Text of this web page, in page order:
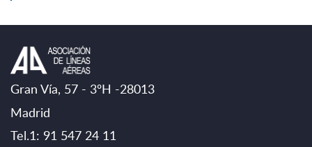
Gran Vía, 57 - 3ºH -28013
Madrid
Tel.1: 91 547 24 11